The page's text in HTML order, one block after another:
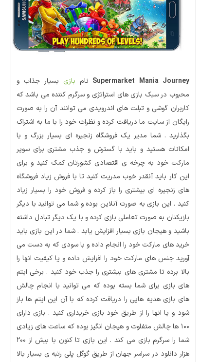
Supermarket Mania Journey نام بازی بسیار جذاب و
محبوب در سبک بازی های استراتژی و سرگرم کننده می باشد که
کاربران گوشی و تبلت های اندرویدی می توانند آن را به صورت
رایگان از سایت ما دریافت کرده و نظرات خود را با ما به اشتراک
بگذارید . شما مدیر یک فروشگاه زنجیره ای بسیار بزرگ و با
امکانات هستید و باید با گسترش و جذب مشتری برای سوپر
مارکت خود به چرخه ی اقتصادی کشورتان کمک کنید و برای
این کار باید آنقدر خوب مدریت کنید تا با فروش زیاد فروشگاه
های زنجیره ای بیشتری را باز کرده و فروش خود را بسیار زیاد
کنید . این بازی به صورت آنلاین بوده و شما می توانید با دیگر
بازیکنان به صورت تعاملی بازی کرده و با یک دیگر تبادل داشته
باشید و هیجان بازی بسیار افزایش یابد . شما در این بازی باید
خرید های مارکت خود را انجام داده و با سودی که به دست می
آورید جنس های مارکت خود را افزایش داده و یا کیفیت انها را
بالا برده تا مشتری های بیشتری را جذب خود کنید . برخی ایتم
های بازی برای شما بسته بوده که می توانید با انجام چالش
های بازی هدیه هایی را دریافت کرده که با آن این ایتم ها باز
شود و یا انها را از طریق خود بازی خریداری کنید . بازی دارای
۱۰۰ ها چالش متفاوت و هیجان انگیز بوده که ساعت های زیادی
شما را سرگرم بازی می کند . این بازی تا کنون با بیش از ۲۰۰
هزار دانلود در سراسر جهان از طریق گوگل پلی رتبه ی بسیار بالا